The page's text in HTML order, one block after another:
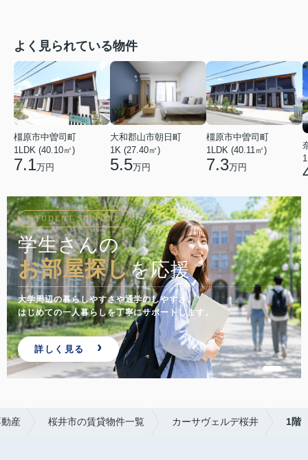
よく見られている物件
橿原市中曽司町
1LDK (40.10㎡)
7.1万円
大和郡山市朝日町
1K (27.40㎡)
5.5万円
橿原市中曽司町
1LDK (40.11㎡)
7.3万円
ONLINE VIEWING
来店前でも
相談・内見できます
遠方からのお部屋探しや忙しい方にも。
オンライン相談・VR内見でスムーズにご案内します。
問い合わせる
産 桜井市の賃貸物件一覧 カーサヴェルデ桜井 1階